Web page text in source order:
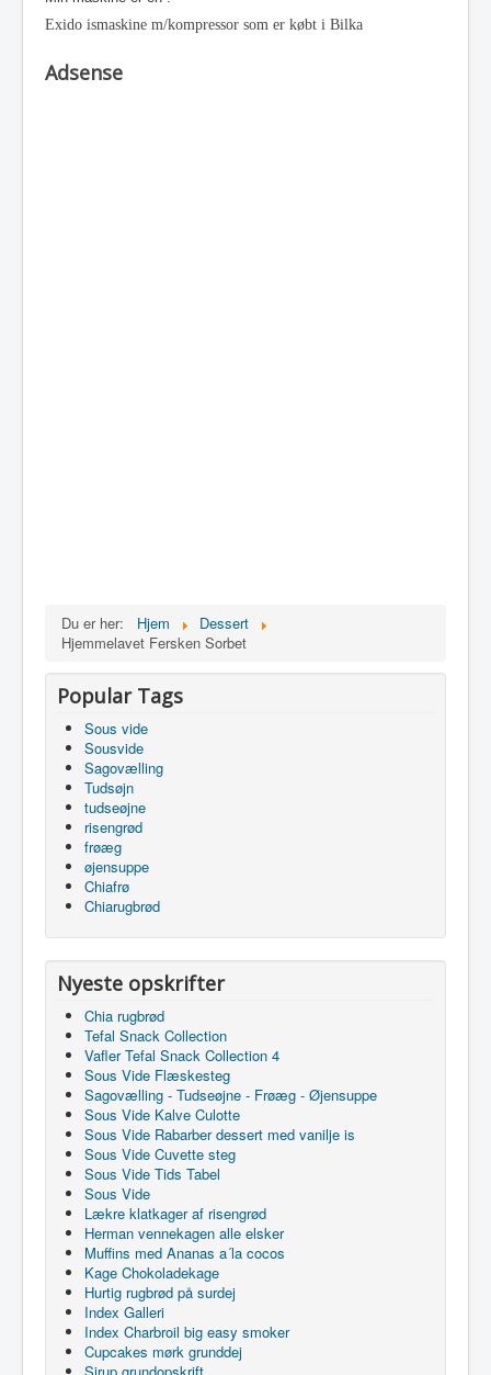
Exido ismaskine m/kompressor som er købt i Bilka
Adsense
Du er her: Hjem
Dessert
Hjemmelavet Fersken Sorbet
Popular Tags
Sous vide
Sousvide
Sagovælling
Tudsøjn
tudseøjne
risengrød
frøæg
øjensuppe
Chiafrø
Chiarugbrød
Nyeste opskrifter
Chia rugbrød
Tefal Snack Collection
Vafler Tefal Snack Collection 4
Sous Vide Flæskesteg
Sagovælling - Tudseøjne - Frøæg - Øjensuppe
Sous Vide Kalve Culotte
Sous Vide Rabarber dessert med vanilje is
Sous Vide Cuvette steg
Sous Vide Tids Tabel
Sous Vide
Lækre klatkager af risengrød
Herman vennekagen alle elsker
Muffins med Ananas a´la cocos
Kage Chokoladekage
Hurtig rugbrød på surdej
Index Galleri
Index Charbroil big easy smoker
Cupcakes mørk grunddej